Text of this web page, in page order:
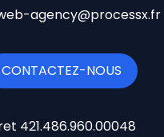
agency@processx.fr
CONTACTEZ-NOUS
421.486.960.00048